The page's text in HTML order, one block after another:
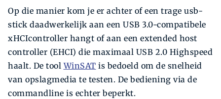
Op die manier kom je er achter of een trage usb-
stick daadwerkelijk aan een USB 3.0-compatibele
xHCIcontroller hangt of aan een extended host
controller (EHCI) die maximaal USB 2.0 Highspeed
haalt. De toolWinSAT is bedoeld om de snelheid
van opslagmedia te testen. De bediening via de
commandline is echter beperkt.